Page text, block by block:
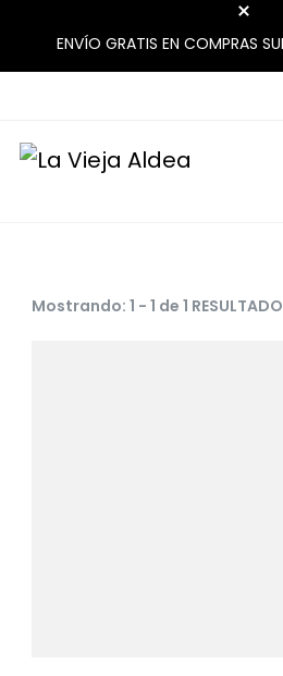
ENVÍO GRATIS EN COMPRAS
La Vieja Aldea
Tu Mercado Natural Cerca
Mostrando: 1 - 1 de 1